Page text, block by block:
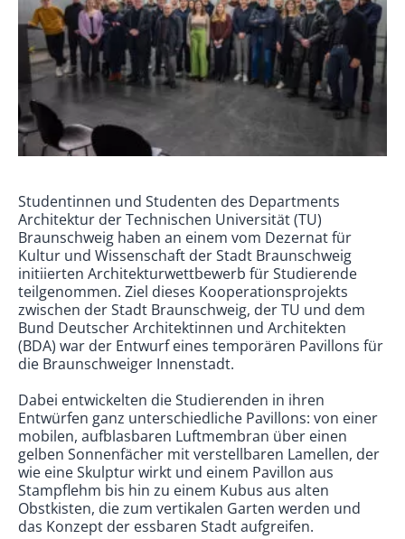
Studentinnen und Studenten des Departments
Architektur der Technischen Universität (TU)
Braunschweig haben an einem vom Dezernat für
Kultur und Wissenschaft der Stadt Braunschweig
initiierten Architekturwettbewerb für Studierende
teilgenommen. Ziel dieses Kooperationsprojekts
zwischen der Stadt Braunschweig, der TU und dem
Bund Deutscher Architektinnen und Architekten
(BDA) war der Entwurf eines temporären Pavillons für
die Braunschweiger Innenstadt.
Dabei entwickelten die Studierenden in ihren
Entwürfen ganz unterschiedliche Pavillons: von einer
mobilen, aufblasbaren Luftmembran über einen
gelben Sonnenfächer mit verstellbaren Lamellen, der
wie eine Skulptur wirkt und einem Pavillon aus
Stampflehm bis hin zu einem Kubus aus alten
Obstkisten, die zum vertikalen Garten werden und
das Konzept der essbaren Stadt aufgreifen.